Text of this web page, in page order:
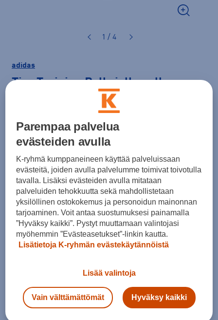
1 / 4
adidas
Tiro Training Ball -jalkapallo
Väri Valkoinen
3 4 5
Jalkapallon valintaopas
Tarkista saatavuus ja tilaa myymälästä
Parempaa palvelua
evästeiden avulla
K-ryhmä kumppaneineen käyttää palveluissaan
evästeitä, joiden avulla palvelumme toimivat toivotulla
tavalla. Lisäksi evästeiden avulla mitataan
palveluiden tehokkuutta sekä mahdollistetaan
yksilöllinen ostokokemus ja personoidun mainonnan
tarjoaminen. Voit antaa suostumuksesi painamalla
”Hyväksy kaikki”. Pystyt muuttamaan valintojasi
myöhemmin ”Evästeasetukset”-linkin kautta.
Lisätietoja K-ryhmän evästekäytännöistä
Lisää valintoja
Vain välttämättömät Hyväksy kaikki